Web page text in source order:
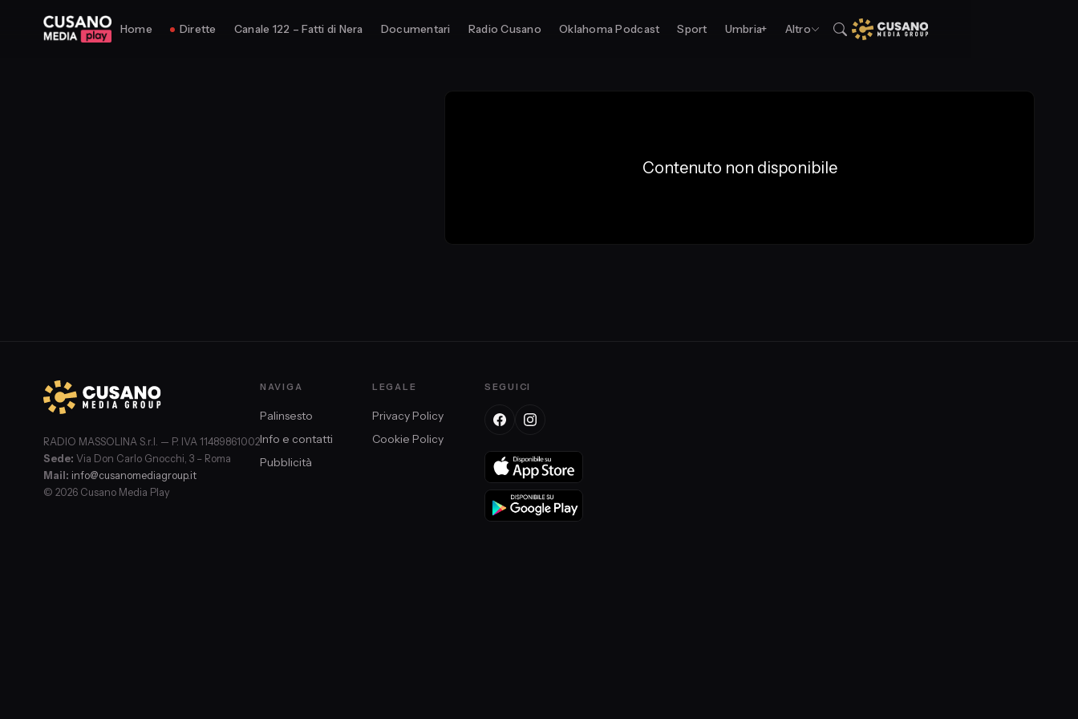
Home Dirette Canale 122 – Fatti di Nera Documentari Radio Cusano Oklahoma Podcast Sport Umbria+ Altro
Contenuto non disponibile
RADIO MASSOLINA S.r.l. — P. IVA 11489861002
Sede: Via Don Carlo Gnocchi, 3 – Roma
Mail: info@cusanomediagroup.it
© 2026 Cusano Media Play
NAVIGA
Palinsesto
Info e contatti
Pubblicità
LEGALE
Privacy Policy
Cookie Policy
SEGUICI